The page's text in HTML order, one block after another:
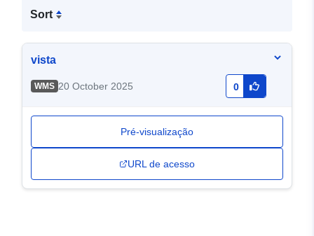
Sort
vista
WMS 20 October 2025 0
Pré-visualização
URL de acesso